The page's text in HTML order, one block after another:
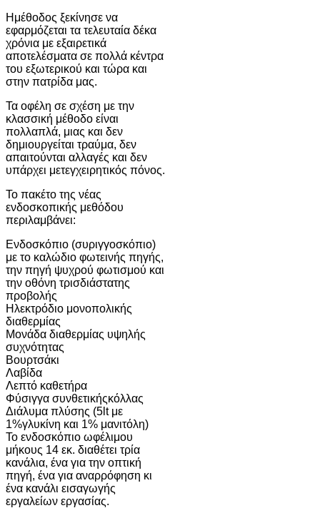
Hμέθοδος ξεκίνησε να
εφαρμόζεται τα τελευταία δέκα
χρόνια με εξαιρετικά
αποτελέσματα σε πολλά κέντρα
του εξωτερικού και τώρα και
στην πατρίδα μας.
Τα οφέλη σε σχέση με την
κλασσική μέθοδο είναι
πολλαπλά, μιας και δεν
δημιουργείται τραύμα, δεν
απαιτούνται αλλαγές και δεν
υπάρχει μετεγχειρητικός πόνος.
Το πακέτο της νέας
ενδοσκοπικής μεθόδου
περιλαμβάνει:
Ενδοσκόπιο (συριγγοσκόπιο)
με το καλώδιο φωτεινής πηγής,
την πηγή ψυχρού φωτισμού και
την οθόνη τρισδιάστατης
προβολής
Ηλεκτρόδιο μονοπολικής
διαθερμίας
Μονάδα διαθερμίας υψηλής
συχνότητας
Βουρτσάκι
Λαβίδα
Λεπτό καθετήρα
Φύσιγγα συνθετικήςκόλλας
Διάλυμα πλύσης (5lt με
1%γλυκίνη και 1% μανιτόλη)
Το ενδοσκόπιο ωφέλιμου
μήκους 14 εκ. διαθέτει τρία
κανάλια, ένα για την οπτική
πηγή, ένα για αναρρόφηση κι
ένα κανάλι εισαγωγής
εργαλείων εργασίας.